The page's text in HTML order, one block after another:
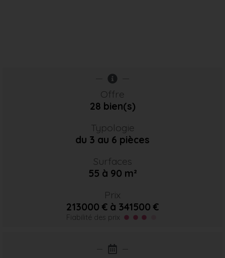
Offre
28 bien(s)
Typologie
du 3 au 6 pièces
Surfaces
55 à 90 m²
Prix
213000 € à 341500 €
Fiabilité des prix